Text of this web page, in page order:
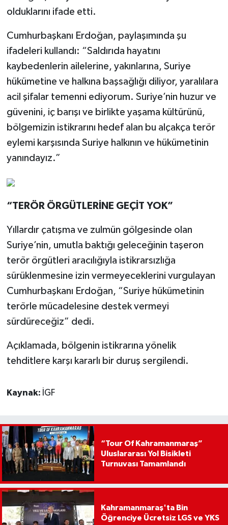
olduklarını ifade etti.
Cumhurbaşkanı Erdoğan, paylaşımında şu
ifadeleri kullandı: “Saldırıda hayatını
kaybedenlerin ailelerine, yakınlarına, Suriye
hükümetine ve halkına başsağlığı diliyor, yaralılara
acil şifalar temenni ediyorum. Suriye’nin huzur ve
güvenini, iç barışı ve birlikte yaşama kültürünü,
bölgemizin istikrarını hedef alan bu alçakça terör
eylemi karşısında Suriye halkının ve hükümetinin
yanındayız.”
“TERÖR ÖRGÜTLERİNE GEÇİT YOK”
Yıllardır çatışma ve zulmün gölgesinde olan
Suriye’nin, umutla baktığı geleceğinin taşeron
terör örgütleri aracılığıyla istikrarsızlığa
sürüklenmesine izin vermeyeceklerini vurgulayan
Cumhurbaşkanı Erdoğan, “Suriye hükümetinin
terörle mücadelesine destek vermeyi
sürdüreceğiz” dedi.
Açıklamada, bölgenin istikrarına yönelik
tehditlere karşı kararlı bir duruş sergilendi.
Kaynak: İGF
“Tour Of Kahramanmaraş”
Uluslararası Yol Bisikleti
Turnuvası Tamamlandı
Kahramanmaraş'ta Bin
Öğrenciye Ücretsiz LGS ve YKS